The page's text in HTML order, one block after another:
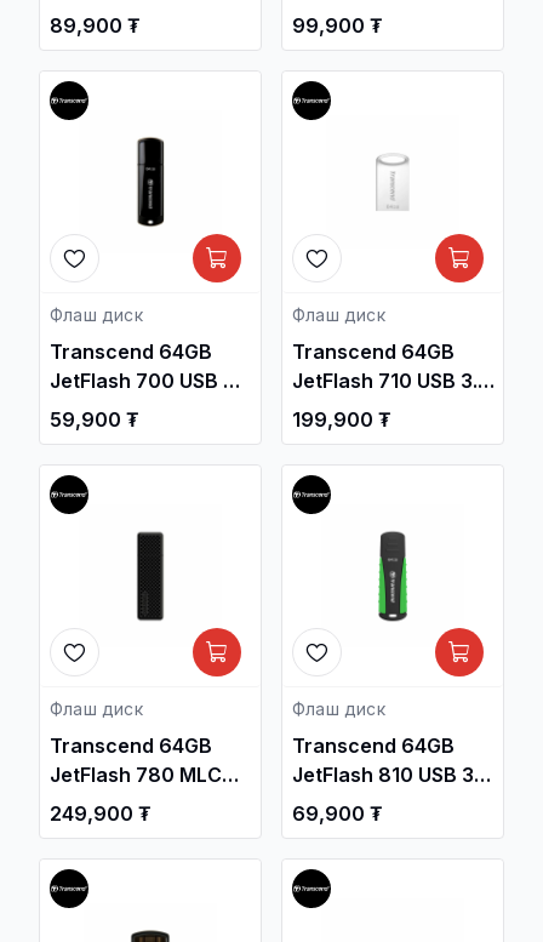
90MB/s SD Memory
Card
/TS64GSDC300S/
89,900 ₮
95MB/s Micro SD
Memory Card
/TS64GUSD300S/
99,900 ₮
Флаш диск
Transcend 64GB
JetFlash 700 USB 3.1
Gen1 Flash Drive
/TS64GJF700/
59,900 ₮
Флаш диск
Transcend 64GB
JetFlash 710 USB 3.1
Gen1 Flash Drive
/TS64GJF710S/
199,900 ₮
Флаш диск
Transcend 64GB
JetFlash 780 MLC
USB 3.1 Gen1 Flash
Drive /TS64GJF780/
249,900 ₮
Флаш диск
Transcend 64GB
JetFlash 810 USB 3.1
Gen1 Flash Drive
/TS64GJF810/
69,900 ₮